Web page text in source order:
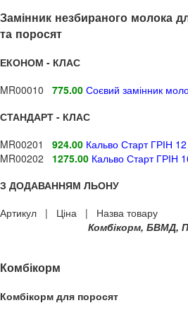
Замінник незбираного молока
та поросят
ЕКОНОМ - КЛАС
MR00010 775.00 Соєвий замінник
СТАНДАРТ - КЛАС
MR00201 924.00 Кальво Старт ГРІН
MR00202 1275.00 Кальво Старт ГРІН
З ДОДАВАННЯМ ЛЬОНУ
Артикул | Ціна | Назва товару
Комбікорм, БВМД,
Комбікорм
Комбікорм для поросят